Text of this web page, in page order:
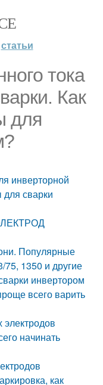
статьи
тока
Как
для
инверторной
для сварки
Популярные
1350 и другие
инвертором
всего варить
начинать
как